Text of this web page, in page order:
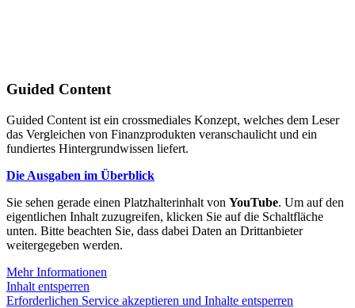
Guided Content
Guided Content ist ein crossmediales Konzept, welches dem Leser
das Vergleichen von Finanzprodukten veranschaulicht und ein
fundiertes Hintergrundwissen liefert.
Die Ausgaben im Überblick
Sie sehen gerade einen Platzhalterinhalt von YouTube. Um auf den
eigentlichen Inhalt zuzugreifen, klicken Sie auf die Schaltfläche
unten. Bitte beachten Sie, dass dabei Daten an Drittanbieter
weitergegeben werden.
Mehr Informationen
Inhalt entsperren
Erforderlichen Service akzeptieren und Inhalte entsperren